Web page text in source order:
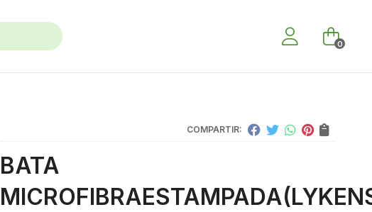
0
COMPARTIR:
BATA
MICROFIBRAESTAMPADA